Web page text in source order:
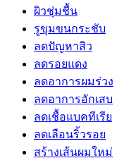
ผิวชุ่มชื้น
รูขุมขนกระชับ
ลดปัญหาสิว
ลดรอยแดง
ลดอาการผมร่วง
ลดอาการอักเสบ
ลดเชื้อแบคทีเรีย
ลดเลือนริ้วรอย
สร้างเส้นผมใหม่